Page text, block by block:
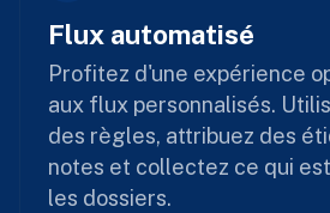
Flux automatisé
Profitez d'une expérience
aux flux personnalisés.
des règles, attribuez des
notes et collectez ce qui
les dossiers.